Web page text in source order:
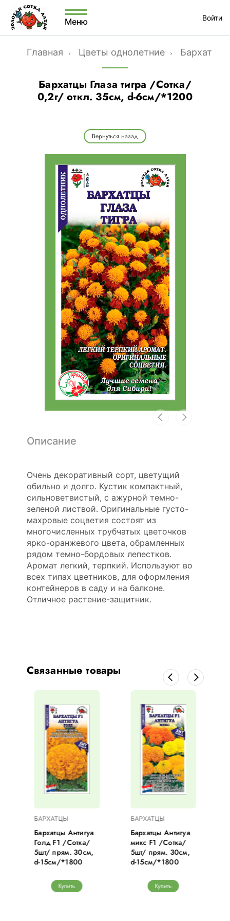
Меню Войти
Главная Цветы однолетние Бархатцы
Бархатцы Глаза тигра /Сотка/
0,2г/ откл. 35см, d-6см/*1200
Вернуться назад
Описание
Очень декоративный сорт, цветущий
обильно и долго. Кустик компактный,
сильноветвистый, с ажурной темно-
зеленой листвой. Оригинальные густо-
махровые соцветия состоят из
многочисленных трубчатых цветочков
ярко-оранжевого цвета, обрамленных
рядом темно-бордовых лепестков.
Аромат легкий, терпкий. Используют во
всех типах цветников, для оформления
контейнеров в саду и на балконе.
Отличное растение-защитник.
Связанные товары
БАРХАТЦЫ
Бархатцы Антигуа
Голд F1 /Сотка/
5шт/ прям. 30см,
d-15см/*1800
Купить
БАРХАТЦЫ
Бархатцы Антигуа
микс F1 /Сотка/
5шт/ прям. 30см,
d-15см/*1800
Купить